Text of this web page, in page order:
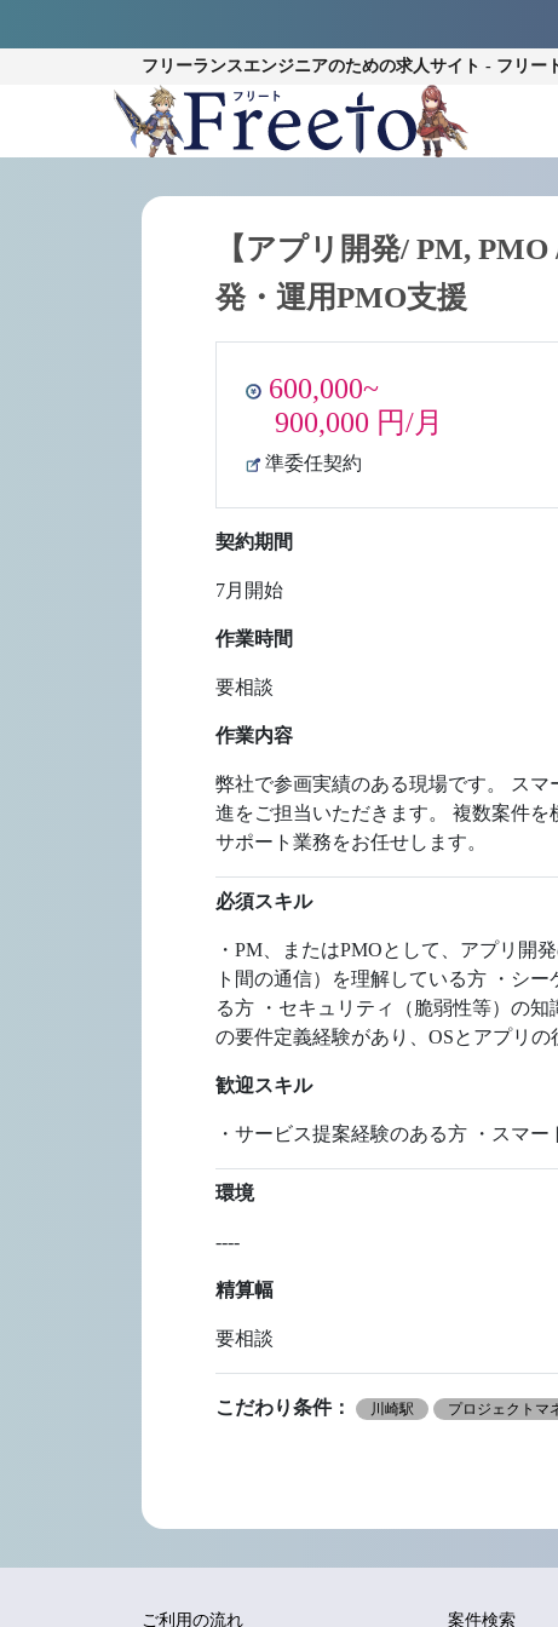
フリーランスエンジニアのための求人サイト - フリー
【アプリ開発/ PM,
発・運用PMO支援
600,000~
900,000 円/月
準委任契約
契約期間
7月開始
作業時間
要相談
作業内容
弊社で参画実績のある現場です。 ス
進をご担当いただきます。 複数案件
サポート業務をお任せします。
必須スキル
・PM、またはPMOとして、アプリ開
ト間の通信）を理解している方 ・シ
る方 ・セキュリティ（脆弱性等）の
の要件定義経験があり、OSとアプリ
歓迎スキル
・サービス提案経験のある方 ・スマ
環境
----
精算幅
要相談
こだわり条件： 川崎駅 プロジェクトマ
ご利用の流れ 案件検索